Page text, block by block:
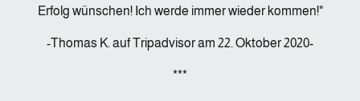
Erfolg wünschen! Ich werde immer wieder kommen!"
-Thomas K. auf Tripadvisor am 22. Oktober 2020-
***